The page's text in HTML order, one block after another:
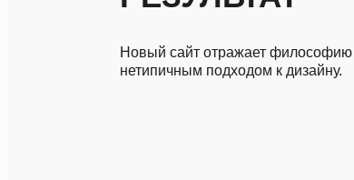
Новый сайт отражает философию
нетипичным подходом к дизайну.